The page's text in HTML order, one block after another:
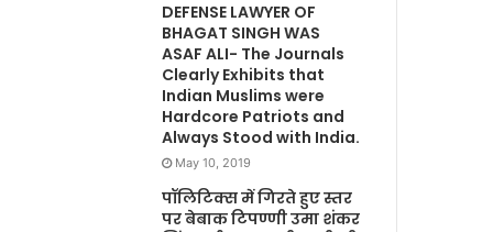
DEFENSE LAWYER OF
BHAGAT SINGH WAS
ASAF ALI- The Journals
Clearly Exhibits that
Indian Muslims were
Hardcore Patriots and
Always Stood with India.
May 10, 2019
पॉलिटिक्स में गिरते हुए स्तर
पर बेबाक टिपण्णी उमा शंकर